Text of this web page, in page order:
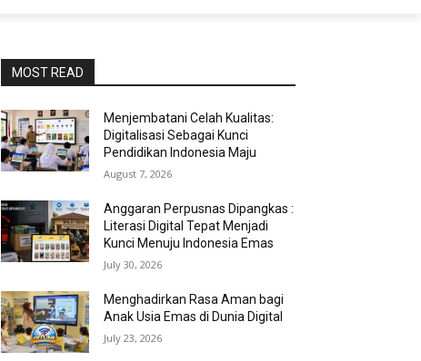
MOST READ
Menjembatani Celah Kualitas:
Digitalisasi Sebagai Kunci
Pendidikan Indonesia Maju
August 7, 2026
Anggaran Perpusnas Dipangkas :
Literasi Digital Tepat Menjadi
Kunci Menuju Indonesia Emas
July 30, 2026
Menghadirkan Rasa Aman bagi
Anak Usia Emas di Dunia Digital
July 23, 2026